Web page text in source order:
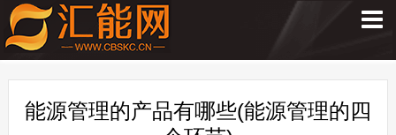
能源管理的产品有哪些(能源管理的四